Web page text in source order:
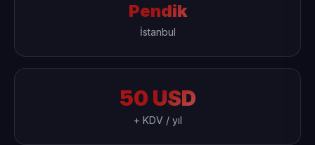
Pendik
İstanbul
50 USD
+ KDV / yıl